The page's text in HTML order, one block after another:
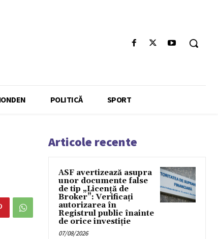
POLITICĂ SPORT
Articole recente
ASF avertizează asupra
unor documente false
de tip „Licență de
Broker”: Verificați
autorizarea în
Registrul public înainte
de orice investiție
07/08/2026